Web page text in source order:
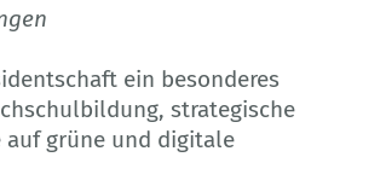
ein besonderes
strategische
grüne und digitale